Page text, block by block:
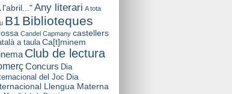
l'abril..." Any literari A tota
B1 Biblioteques
Candel Capmany castellers
a taula Ca[t]minem
Club de lectura
Concurs Dia
del Joc Dia
Llengua Materna